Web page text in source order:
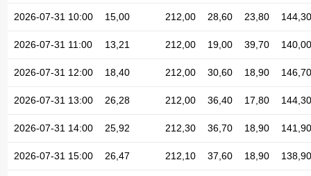
2026-07-31 10:00 15,00 212,00 28,60 23,80 144,30
2026-07-31 11:00 13,21 212,00 19,00 39,70 140,00
2026-07-31 12:00 18,40 212,00 30,60 18,90 146,70
2026-07-31 13:00 26,28 212,00 36,40 17,80 144,30
2026-07-31 14:00 25,92 212,30 36,70 18,90 141,90
2026-07-31 15:00 26,47 212,10 37,60 18,90 138,90